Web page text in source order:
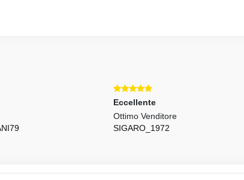
Eccellente
Ottimo Venditore
SIGARO_1972